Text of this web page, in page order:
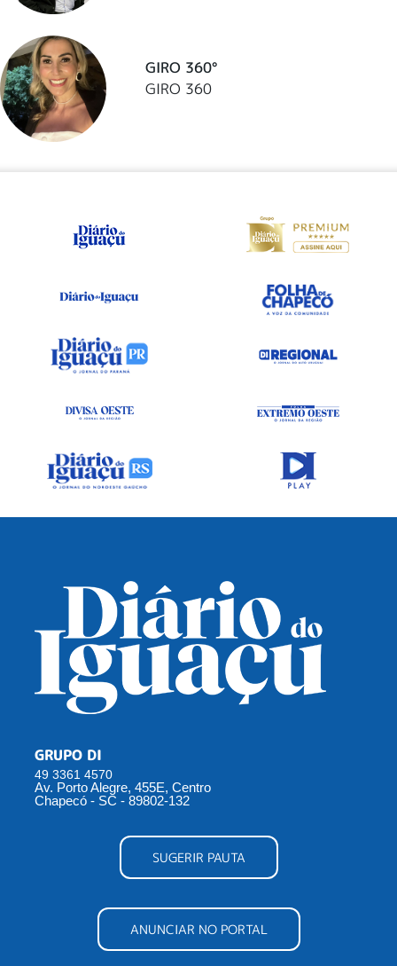
GIRO 360°
GIRO 360
GRUPO DI
49 3361 4570
Av. Porto Alegre, 455E, Centro
Chapecó - SC - 89802-132
SUGERIR PAUTA
ANUNCIAR NO PORTAL